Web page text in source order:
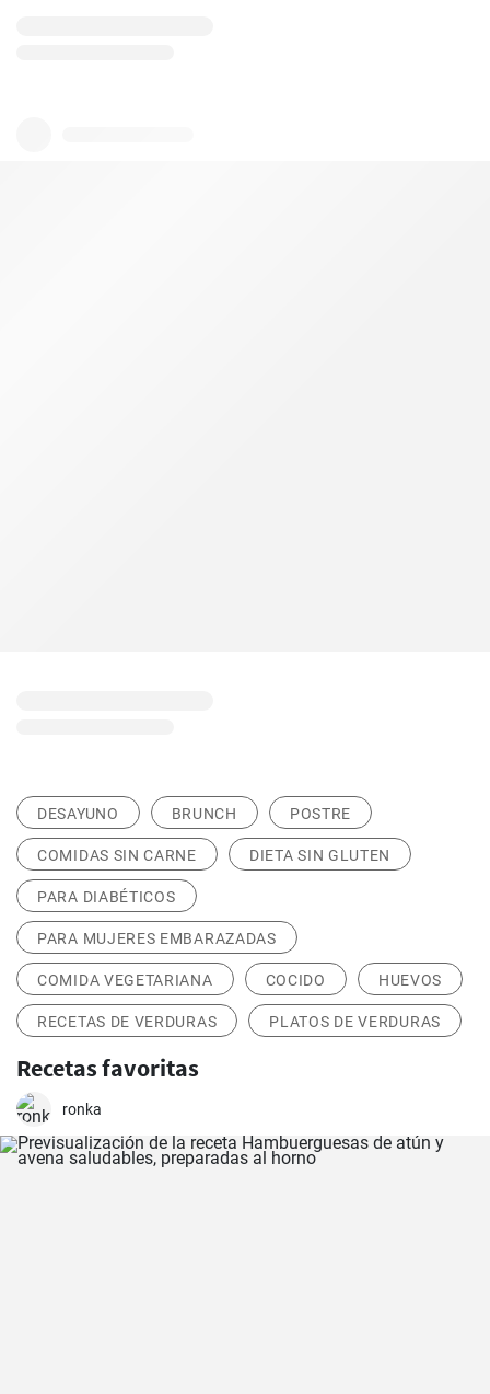
DESAYUNO BRUNCH POSTRE
COMIDAS SIN CARNE DIETA SIN GLUTEN
PARA DIABÉTICOS
PARA MUJERES EMBARAZADAS
COMIDA VEGETARIANA COCIDO HUEVOS
RECETAS DE VERDURAS PLATOS DE VERDURAS
Recetas favoritas
ronka